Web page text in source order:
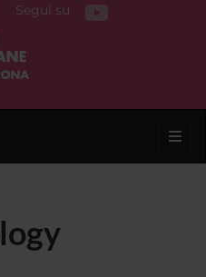
Segui su